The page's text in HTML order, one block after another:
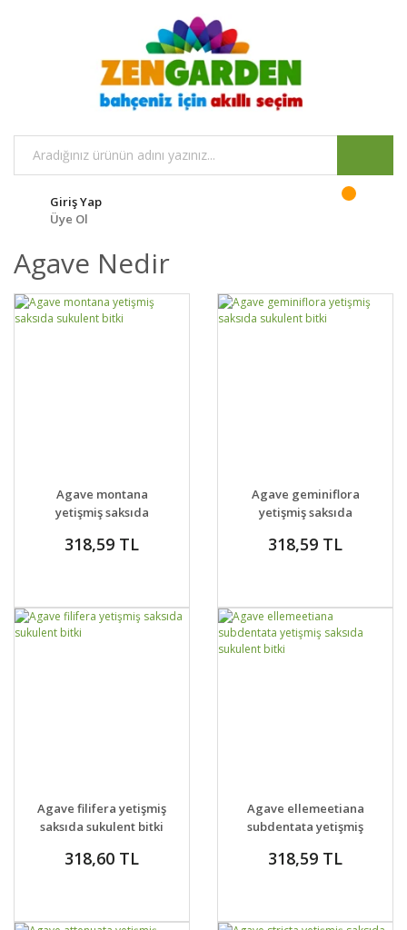
Giriş Yap
Üye Ol
Agave Nedir
VER
Agave montana
yetişmiş saksıda
318,59 TL
VER
Agave geminiflora
yetişmiş saksıda
318,59 TL
DETAYLAR
VER
Agave filifera yetişmiş
saksıda sukulent bitki
318,60 TL
DETAYLAR
VER
Agave ellemeetiana
subdentata yetişmiş
318,59 TL